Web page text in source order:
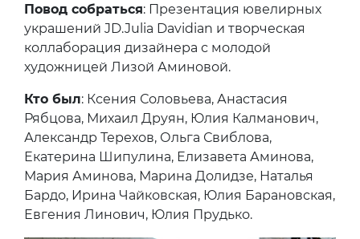
Повод собраться: Презентация ювелирных
украшений JD.Julia Davidian и творческая
коллаборация дизайнера с молодой
художницей Лизой Аминовой.
Кто был: Ксения Соловьева, Анастасия
Рябцова, Михаил Друян, Юлия Калманович,
Александр Терехов, Ольга Свиблова,
Екатерина Шипулина, Елизавета Аминова,
Мария Аминова, Марина Долидзе, Наталья
Бардо, Ирина Чайковская, Юлия Барановская,
Евгения Линович, Юлия Прудько.